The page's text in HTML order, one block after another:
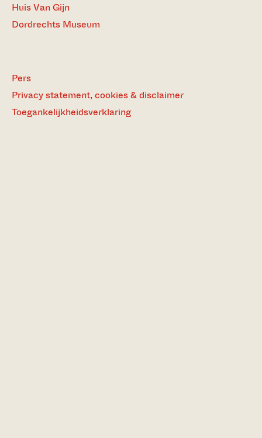
Huis Van Gijn
Dordrechts Museum
Pers
Privacy statement, cookies & disclaimer
Toegankelijkheidsverklaring